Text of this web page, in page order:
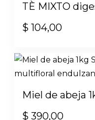
TÈ MIXTO
$ 104,00
Miel de abeja
$ 390,00